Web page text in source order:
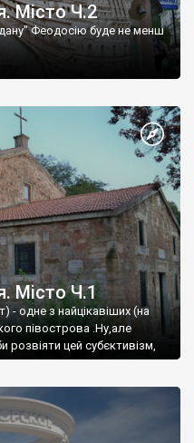
Місто Ч.2
Феодосію буде не менш
Місто Ч.1
- одне з найцікавіших (на
півострова .Ну,але
цей субєктивізм,